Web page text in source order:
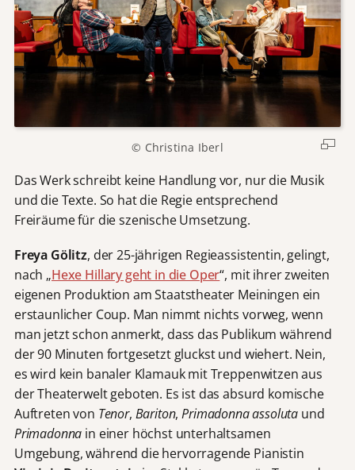
© Christina Iberl
Das Werk schreibt keine Handlung vor, nur die Musik
und die Texte. So hat die Regie entsprechend
Freiräume für die szenische Umsetzung.
Freya Gölitz, der 25-jährigen Regieassistentin, gelingt,
nach „Hexe Hillary geht in die Oper“, mit ihrer zweiten
eigenen Produktion am Staatstheater Meiningen ein
erstaunlicher Coup. Man nimmt nichts vorweg, wenn
man jetzt schon anmerkt, dass das Publikum während
der 90 Minuten fortgesetzt gluckst und wiehert. Nein,
es wird kein banaler Klamauk mit Treppenwitzen aus
der Theaterwelt geboten. Es ist das absurd komische
Auftreten von Tenor, Bariton,Primadonna assoluta und
Primadonna in einer höchst unterhaltsamen
Umgebung, während die hervorragende Pianistin